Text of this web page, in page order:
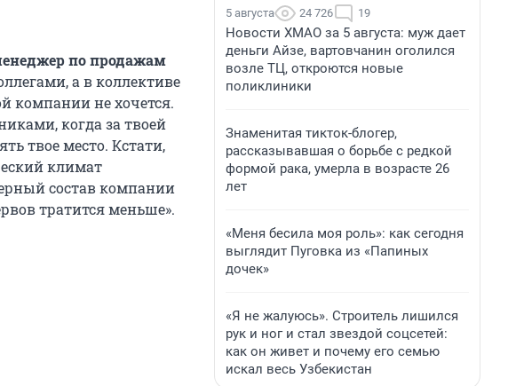
по продажам
а в коллективе
компании не хочется.
когда за твоей
твое место. Кстати,
климат
состав компании
тратится меньше».
5 августа 24 726 19
Новости ХМАО за 5 августа: муж дает
деньги Айзе, вартовчанин оголился
возле ТЦ, откроются новые
поликлиники
Знаменитая тикток-блогер,
рассказывавшая о борьбе с редкой
формой рака, умерла в возрасте 26
лет
«Меня бесила моя роль»: как сегодня
выглядит Пуговка из «Папиных
дочек»
«Я не жалуюсь». Строитель лишился
рук и ног и стал звездой соцсетей:
как он живет и почему его семью
искал весь Узбекистан